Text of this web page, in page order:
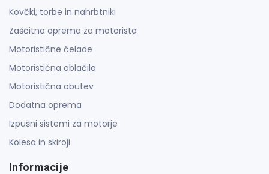
Kovčki, torbe in nahrbtniki
Zaščitna oprema za motorista
Motoristične čelade
Motoristična oblačila
Motoristična obutev
Dodatna oprema
Izpušni sistemi za motorje
Kolesa in skiroji
Informacije